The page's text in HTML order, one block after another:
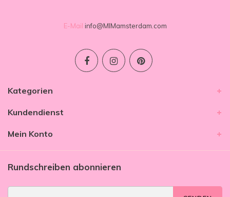
E-Mail info@MIMamsterdam.com
Kategorien
Kundendienst
Mein Konto
Rundschreiben abonnieren